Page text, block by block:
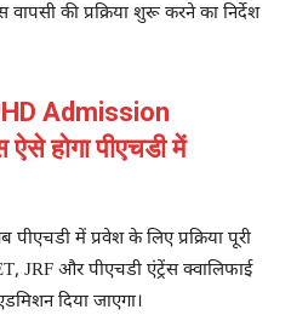
की प्रक्रिया शुरू करने का निर्देश
Admission
होगा पीएचडी में
पीएचडी में प्रवेश के लिए प्रक्रिया पूरी
, JRF और पीएचडी एंट्रेंस क्वालिफाई
दिया जाएगा।